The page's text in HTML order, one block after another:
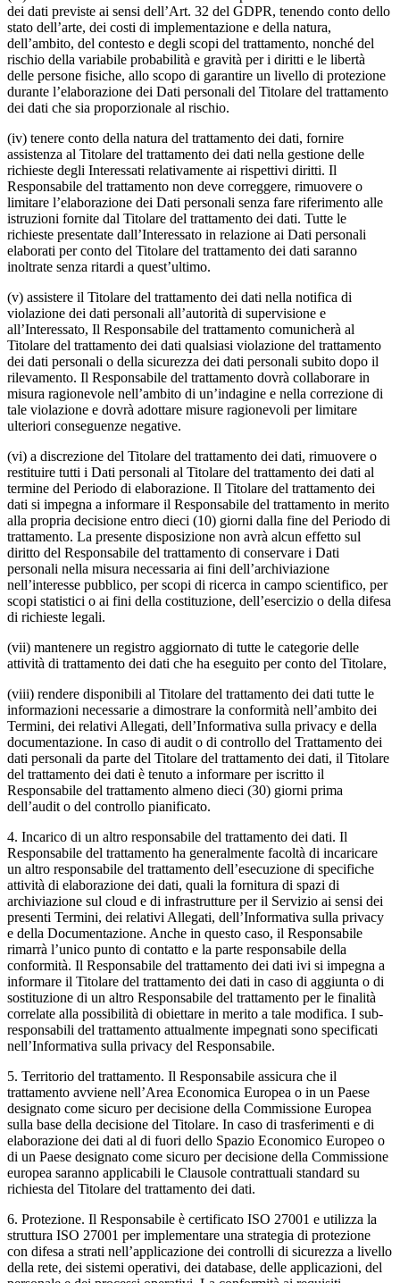
dei dati previste ai sensi dell’Art. 32 del GDPR, tenendo conto dello
stato dell’arte, dei costi di implementazione e della natura,
dell’ambito, del contesto e degli scopi del trattamento, nonché del
rischio della variabile probabilità e gravità per i diritti e le libertà
delle persone fisiche, allo scopo di garantire un livello di protezione
durante l’elaborazione dei Dati personali del Titolare del trattamento
dei dati che sia proporzionale al rischio.
(iv) tenere conto della natura del trattamento dei dati, fornire
assistenza al Titolare del trattamento dei dati nella gestione delle
richieste degli Interessati relativamente ai rispettivi diritti. Il
Responsabile del trattamento non deve correggere, rimuovere o
limitare l’elaborazione dei Dati personali senza fare riferimento alle
istruzioni fornite dal Titolare del trattamento dei dati. Tutte le
richieste presentate dall’Interessato in relazione ai Dati personali
elaborati per conto del Titolare del trattamento dei dati saranno
inoltrate senza ritardi a quest’ultimo.
(v) assistere il Titolare del trattamento dei dati nella notifica di
violazione dei dati personali all’autorità di supervisione e
all’Interessato, Il Responsabile del trattamento comunicherà al
Titolare del trattamento dei dati qualsiasi violazione del trattamento
dei dati personali o della sicurezza dei dati personali subito dopo il
rilevamento. Il Responsabile del trattamento dovrà collaborare in
misura ragionevole nell’ambito di un’indagine e nella correzione di
tale violazione e dovrà adottare misure ragionevoli per limitare
ulteriori conseguenze negative.
(vi) a discrezione del Titolare del trattamento dei dati, rimuovere o
restituire tutti i Dati personali al Titolare del trattamento dei dati al
termine del Periodo di elaborazione. Il Titolare del trattamento dei
dati si impegna a informare il Responsabile del trattamento in merito
alla propria decisione entro dieci (10) giorni dalla fine del Periodo di
trattamento. La presente disposizione non avrà alcun effetto sul
diritto del Responsabile del trattamento di conservare i Dati
personali nella misura necessaria ai fini dell’archiviazione
nell’interesse pubblico, per scopi di ricerca in campo scientifico, per
scopi statistici o ai fini della costituzione, dell’esercizio o della difesa
di richieste legali.
(vii) mantenere un registro aggiornato di tutte le categorie delle
attività di trattamento dei dati che ha eseguito per conto del Titolare,
(viii) rendere disponibili al Titolare del trattamento dei dati tutte le
informazioni necessarie a dimostrare la conformità nell’ambito dei
Termini, dei relativi Allegati, dell’Informativa sulla privacy e della
documentazione. In caso di audit o di controllo del Trattamento dei
dati personali da parte del Titolare del trattamento dei dati, il Titolare
del trattamento dei dati è tenuto a informare per iscritto il
Responsabile del trattamento almeno dieci (30) giorni prima
dell’audit o del controllo pianificato.
4. Incarico di un altro responsabile del trattamento dei dati. Il
Responsabile del trattamento ha generalmente facoltà di incaricare
un altro responsabile del trattamento dell’esecuzione di specifiche
attività di elaborazione dei dati, quali la fornitura di spazi di
archiviazione sul cloud e di infrastrutture per il Servizio ai sensi dei
presenti Termini, dei relativi Allegati, dell’Informativa sulla privacy
e della Documentazione. Anche in questo caso, il Responsabile
rimarrà l’unico punto di contatto e la parte responsabile della
conformità. Il Responsabile del trattamento dei dati ivi si impegna a
informare il Titolare del trattamento dei dati in caso di aggiunta o di
sostituzione di un altro Responsabile del trattamento per le finalità
correlate alla possibilità di obiettare in merito a tale modifica. I sub-
responsabili del trattamento attualmente impegnati sono specificati
nell’Informativa sulla privacy del Responsabile.
5. Territorio del trattamento. Il Responsabile assicura che il
trattamento avviene nell’Area Economica Europea o in un Paese
designato come sicuro per decisione della Commissione Europea
sulla base della decisione del Titolare. In caso di trasferimenti e di
elaborazione dei dati al di fuori dello Spazio Economico Europeo o
di un Paese designato come sicuro per decisione della Commissione
europea saranno applicabili le Clausole contrattuali standard su
richiesta del Titolare del trattamento dei dati.
6. Protezione. Il Responsabile è certificato ISO 27001 e utilizza la
struttura ISO 27001 per implementare una strategia di protezione
con difesa a strati nell’applicazione dei controlli di sicurezza a livello
della rete, dei sistemi operativi, dei database, delle applicazioni, del